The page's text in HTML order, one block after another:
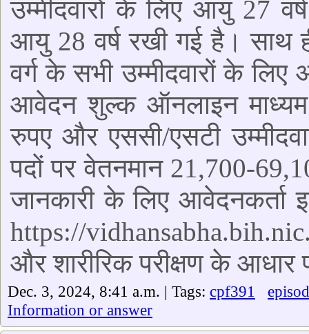
उम्मीदवारों के लिए आयु 27
आयु 28 वर्ष रखी गई है। साथ
वर्ग के सभी उम्मीदवारों के
आवेदन शुल्क ऑनलाइन माध्यम
रुपए और एससी/एसटी
पदों पर वेतनमान 21,700-
जानकारी के लिए
https://
और शारीरिक परीक्षण के आधार
Dec. 3, 2024, 8:41 a.m. | Tags: cpf391
Information or answer